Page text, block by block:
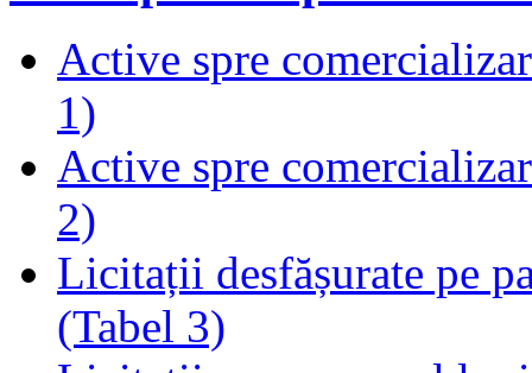
Active spre
1)
Active spre
2)
Licitații desfășurate pe
(Tabel 3)